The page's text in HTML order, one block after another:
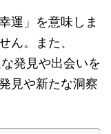
運」を意味しま
ん。また、
発見や出会いを
見や新たな洞察